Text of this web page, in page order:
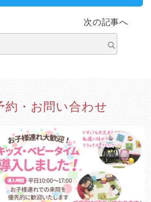
次の記事へ
約・お問い合わせ